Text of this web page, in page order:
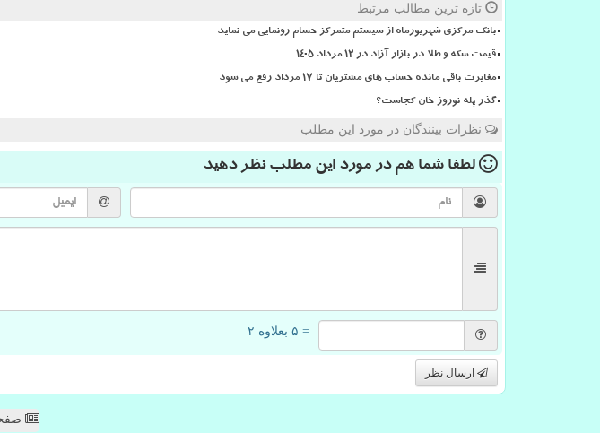
تازه ترین مطالب مرتبط
بانک مرکزی شهریورماه از سیستم متمرکز حسام رونمایی می نماید
قیمت سکه و طلا در بازار آزاد در ۱۲ مرداد ۱۴۰۵
مغایرت باقی مانده حساب های مشتریان تا 17 مرداد رفع می شود
گذر پله نوروز خان کجاست؟
نظرات بینندگان در مورد این مطلب
لطفا شما همدر مورد این مطلب نظر دهید
= ۵ بعلاوه ۲
ارسال نظر